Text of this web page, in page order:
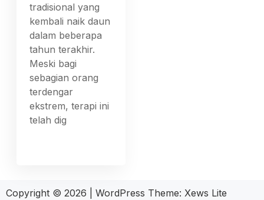
tradisional yang
kembali naik daun
dalam beberapa
tahun terakhir.
Meski bagi
sebagian orang
terdengar
ekstrem, terapi ini
telah dig
Copyright © 2026 WordPress Theme: Xews Lite